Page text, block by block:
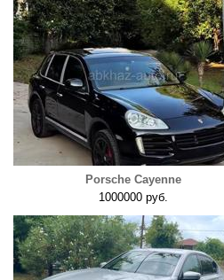
Porsche Cayenne
1000000 руб.